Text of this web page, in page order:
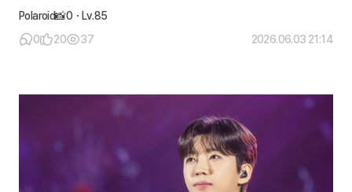
Polaroid📸0
85
0
20 37 2026.06.03 21:14